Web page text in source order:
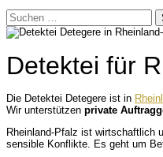
Suchen
nach:
Detektei für
Die Detektei Detegere ist in
Wir unterstützen private
Rheinland-Pfalz ist wirtschaftlich
sensible Konflikte. Es geht um